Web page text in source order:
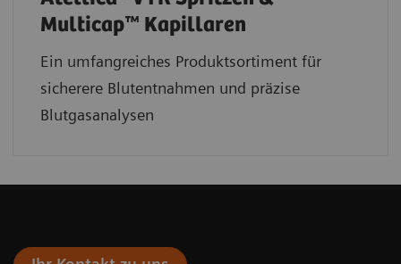
Multicap™ Kapillaren
Ein umfangreiches Produktsortiment für
sicherere Blutentnahmen und präzise
Blutgasanalysen